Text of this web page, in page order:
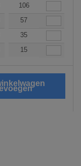
18.27
106
18.27
57
18.27
35
18.27
15